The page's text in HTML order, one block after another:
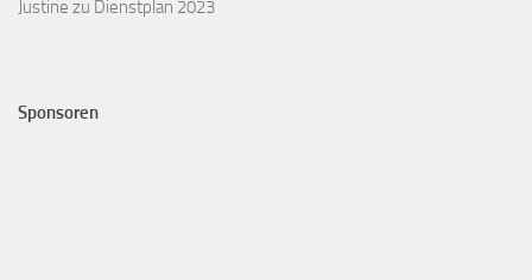
Justine zu Dienstplan 2023
Sponsoren